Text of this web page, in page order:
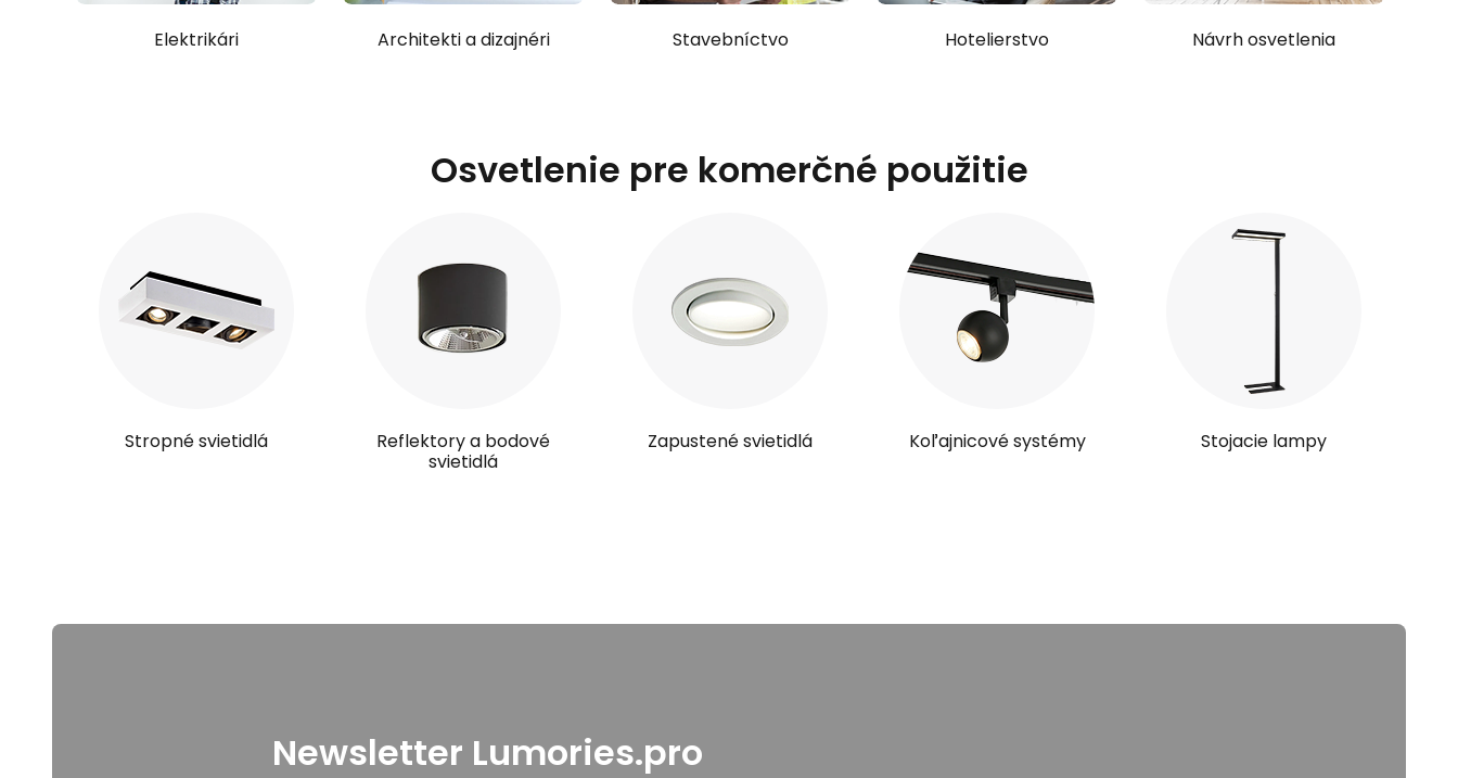
Elektrikári Architekti a dizajnéri Stavebníctvo Hotelierstvo Návrh osvetlenia
Osvetlenie pre komerčné použitie
Stropné svietidlá
Reflektory a bodové
svietidlá
Zapustené svietidlá Koľajnicové systémy Stojacie lampy
Newsletter Lumories.pro